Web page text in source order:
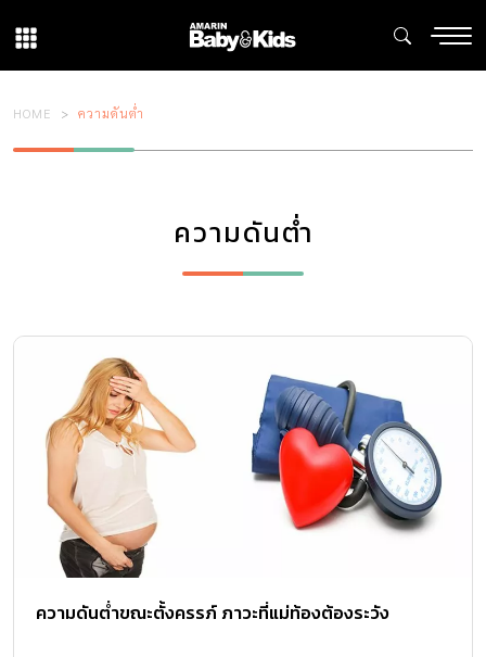
HOME ความดันต่ำ
ความดันต่ำ
ความดันต่ำขณะตั้งครรภ์ ภาวะที่แม่ท้องต้องระวัง